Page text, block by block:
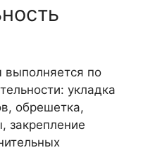
по
укладка
обрешетка,
закрепление